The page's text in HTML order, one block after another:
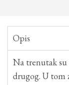
Opis
Na trenutak su
drugog. U tom